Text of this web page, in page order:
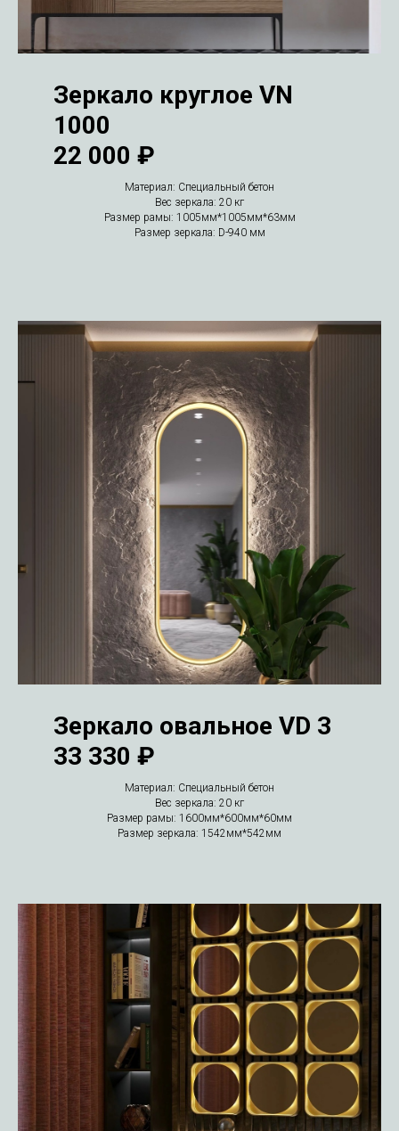
Зеркало круглое VN
1000
22 000 ₽
Материал: Специальный бетон
Вес зеркала: 20 кг
Размер рамы: 1005мм*1005мм*63мм
Размер зеркала: D-940 мм
Зеркало овальное VD 3
33 330 ₽
Материал: Специальный бетон
Вес зеркала: 20 кг
Размер рамы: 1600мм*600мм*60мм
Размер зеркала: 1542мм*542мм